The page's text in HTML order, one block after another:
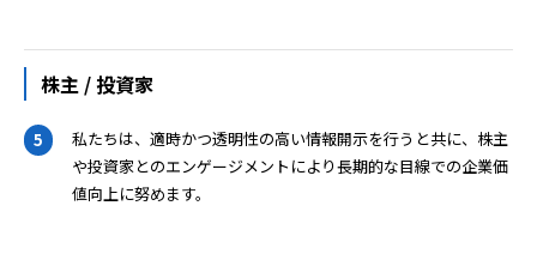
株主 / 投資家
5
私たちは、適時かつ透明性の高い情報開示を行うと共に、株主
や投資家とのエンゲージメントにより長期的な目線での企業価
値向上に努めます。